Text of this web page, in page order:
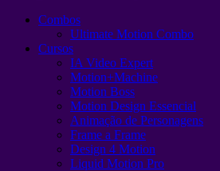
Combos
Ultimate Motion Combo
Cursos
IA Video Expert
Motion+Machine
Motion Boss
Motion Design Essencial
Animação de Personagens
Frame a Frame
Design 4 Motion
Liquid Motion Pro